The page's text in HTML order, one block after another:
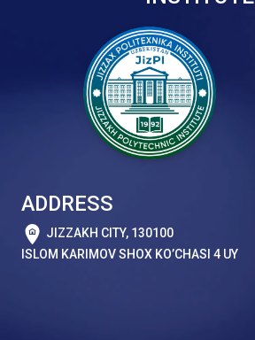
ADDRESS
JIZZAKH CITY, 130100
ISLOM KARIMOV SHOX KO’CHASI 4 UY